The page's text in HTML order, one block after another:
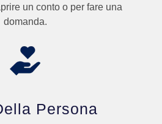
un conto o per fare una
domanda.
Persona